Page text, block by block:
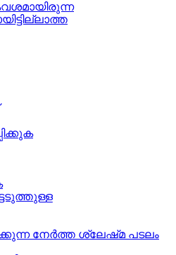
നേര്‍ത്ത ശ്ലേഷ്‌മ പടലം